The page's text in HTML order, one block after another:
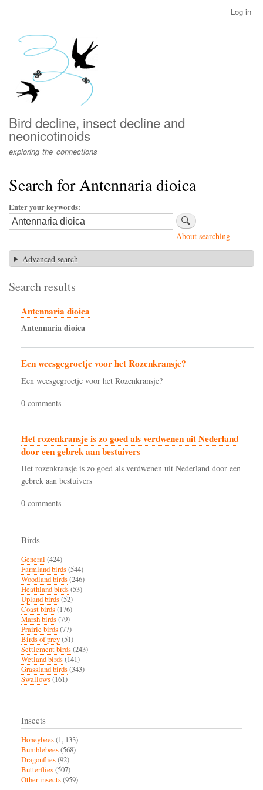
menu
Log in
Bird decline, insect decline and
neonicotinoids
exploring the connections
Search for Antennaria dioica
Enter your keywords
About searching
Advanced search
Search results
Antennaria dioica
Antennariadioica
Een weesgegroetje voor het Rozenkransje?
Een weesgegroetje voor het Rozenkransje?
0 comments
Het rozenkransje is zo goed als verdwenen uit Nederland
door een gebrek aan bestuivers
Het rozenkransje is zo goed als verdwenen uit Nederland door een
gebrek aan bestuivers
0 comments
Birds
General (424)
Farmland birds(544)
Woodland birds(246)
Heathland birds(53)
Upland birds(52)
Coast birds(176)
Marsh birds(79)
Prairie birds(77)
Birds of prey(51)
Settlement birds(243)
Wetland birds(141)
Grassland birds(343)
Swallows(161)
Insects
Honeybees(1, 133)
Bumblebees(568)
Dragonflies(92)
Butterflies(507)
Other insects(959)